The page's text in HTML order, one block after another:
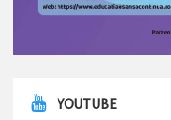
YOUTUBE